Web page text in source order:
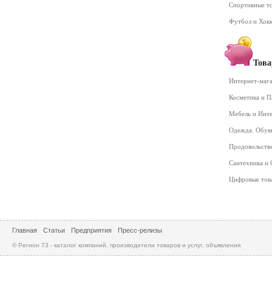
Спортивные
Футбол и
Интернет-
Косметика и
Мебель и
Одежда.
Сантехника и
Цифровые
Главная Статьи Предприятия Пресс-релизы
© Регион 73 - каталог компаний, производители товаров и услуг, объявления